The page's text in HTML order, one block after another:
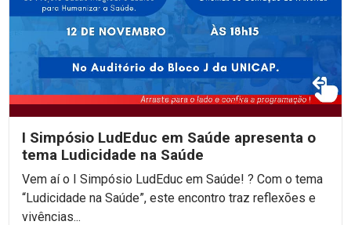
I Simpósio LudEduc em Saúde apresenta o
tema Ludicidade na Saúde
Vem aí o I Simpósio LudEduc em Saúde! ? Com o tema
“Ludicidade na Saúde”, este encontro traz reflexões e
vivências...